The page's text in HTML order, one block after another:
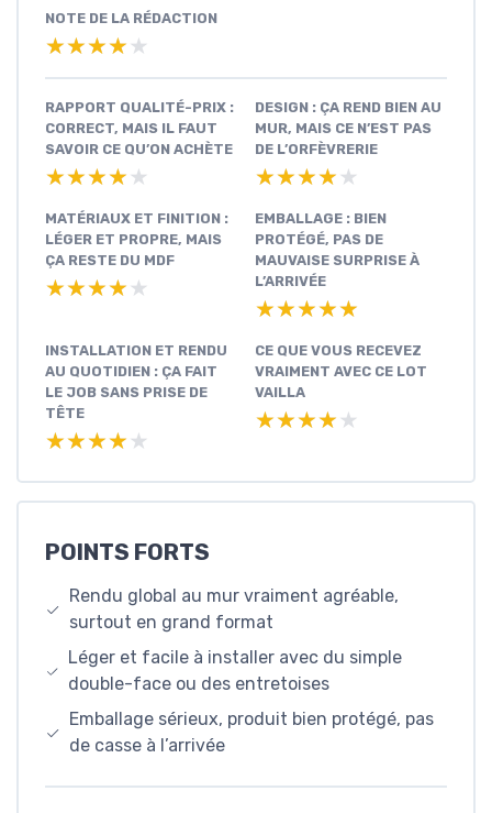
NOTE DE LA RÉDACTION
★★★★★
★★★★★
RAPPORT QUALITÉ-PRIX :
CORRECT, MAIS IL FAUT
SAVOIR CE QU’ON ACHÈTE
★★★★★
★★★★★
DESIGN : ÇA REND BIEN AU
MUR, MAIS CE N’EST PAS
DE L’ORFÈVRERIE
★★★★★
★★★★★
MATÉRIAUX ET FINITION :
LÉGER ET PROPRE, MAIS
ÇA RESTE DU MDF
★★★★★
★★★★★
EMBALLAGE : BIEN
PROTÉGÉ, PAS DE
MAUVAISE SURPRISE À
L’ARRIVÉE
★★★★★
★★★★★
INSTALLATION ET RENDU
AU QUOTIDIEN : ÇA FAIT
LE JOB SANS PRISE DE
TÊTE
★★★★★
★★★★★
CE QUE VOUS RECEVEZ
VRAIMENT AVEC CE LOT
VAILLA
★★★★★
★★★★★
POINTS FORTS
Rendu global au mur vraiment agréable,
surtout en grand format
Léger et facile à installer avec du simple
double-face ou des entretoises
Emballage sérieux, produit bien protégé, pas
de casse à l’arrivée